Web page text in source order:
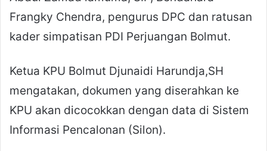
Frangky Chendra, pengurus DPC dan ratusan
kader simpatisan PDI Perjuangan Bolmut.
Ketua KPU Bolmut Djunaidi Harundja,SH
mengatakan, dokumen yang diserahkan ke
KPU akan dicocokkan dengan data di Sistem
Informasi Pencalonan (Silon).